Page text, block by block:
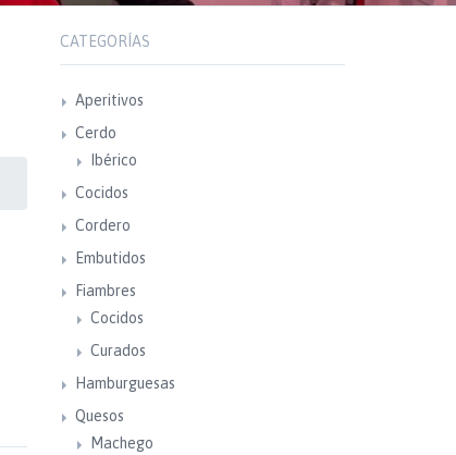
CATEGORÍAS
Aperitivos
Cerdo
Ibérico
Cocidos
Cordero
Embutidos
Fiambres
Cocidos
Curados
Hamburguesas
Quesos
Machego